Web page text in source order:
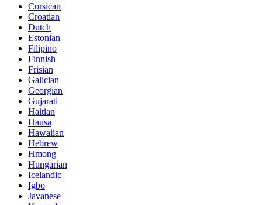
Corsican
Croatian
Dutch
Estonian
Filipino
Finnish
Frisian
Galician
Georgian
Gujarati
Haitian
Hausa
Hawaiian
Hebrew
Hmong
Hungarian
Icelandic
Igbo
Javanese